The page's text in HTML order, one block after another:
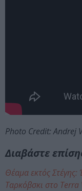
Photo Credit: Andrej
Διαβάστε
Θέαμα εκτός Στέγης:
Ταρκόβσκι στο